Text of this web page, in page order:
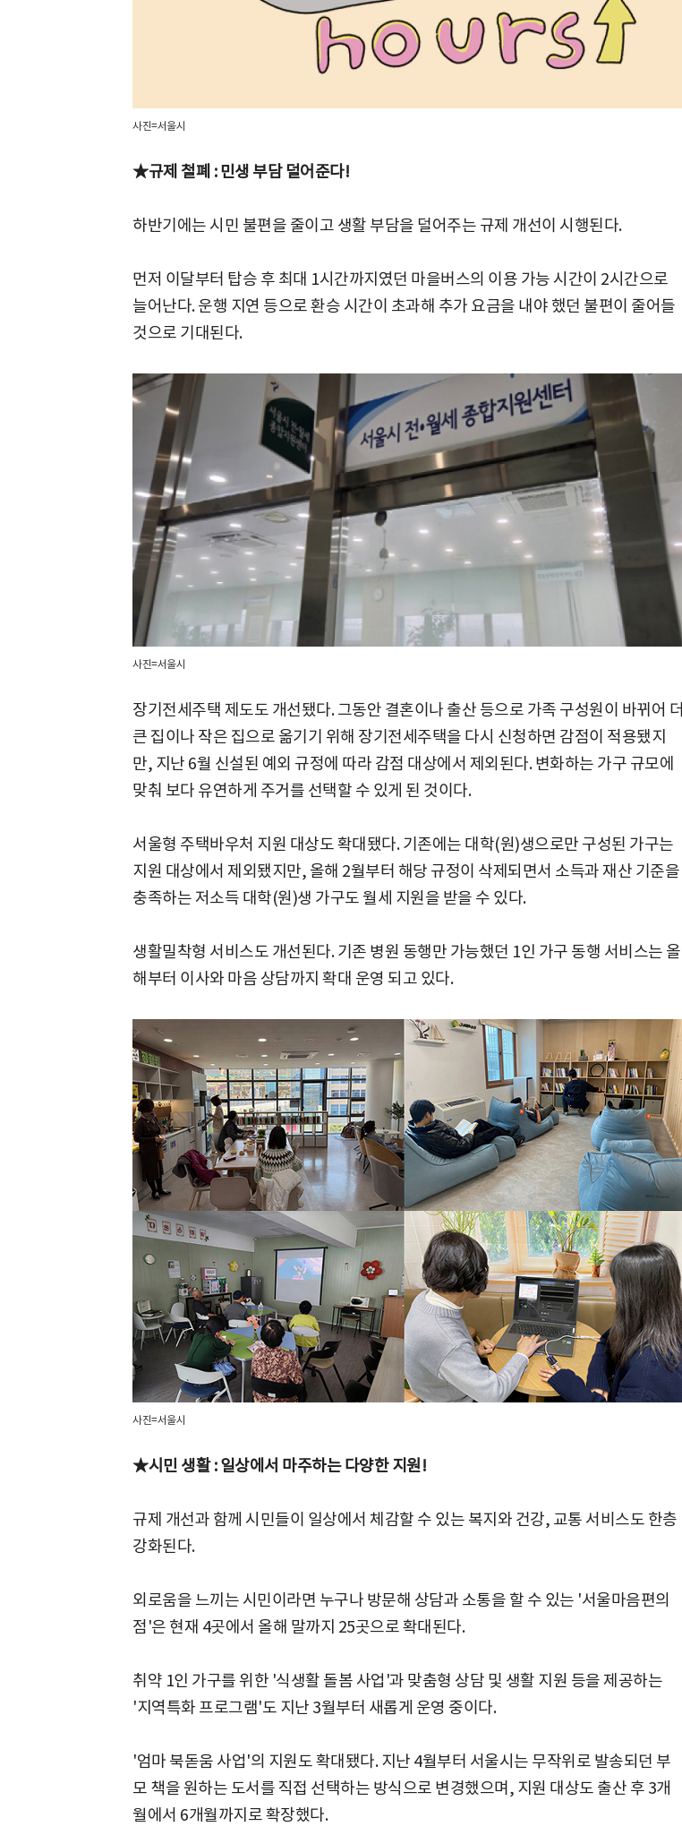
사진=서울시
★규제 철폐 : 민생 부담 덜어준다!
하반기에는 시민 불편을 줄이고 생활 부담을 덜어주는 규제 개선이 시행된다.
먼저 이달부터 탑승 후 최대 1시간까지였던 마을버스의 이용 가능 시간이 2시간으로
늘어난다. 운행 지연 등으로 환승 시간이 초과해 추가 요금을 내야 했던 불편이 줄어들
것으로 기대된다.
사진=서울시
장기전세주택 제도도 개선됐다. 그동안 결혼이나 출산 등으로 가족 구성원이 바뀌어 더
큰 집이나 작은 집으로 옮기기 위해 장기전세주택을 다시 신청하면 감점이 적용됐지
만, 지난 6월 신설된 예외 규정에 따라 감점 대상에서 제외된다. 변화하는 가구 규모에
맞춰 보다 유연하게 주거를 선택할 수 있게 된 것이다.
서울형 주택바우처 지원 대상도 확대됐다. 기존에는 대학(원)생으로만 구성된 가구는
지원 대상에서 제외됐지만, 올해 2월부터 해당 규정이 삭제되면서 소득과 재산 기준을
충족하는 저소득 대학(원)생 가구도 월세 지원을 받을 수 있다.
생활밀착형 서비스도 개선된다. 기존 병원 동행만 가능했던 1인 가구 동행 서비스는 올
해부터 이사와 마음 상담까지 확대 운영 되고 있다.
사진=서울시
★시민 생활 : 일상에서 마주하는 다양한 지원!
규제 개선과 함께 시민들이 일상에서 체감할 수 있는 복지와 건강, 교통 서비스도 한층
강화된다.
외로움을 느끼는 시민이라면 누구나 방문해 상담과 소통을 할 수 있는 '서울마음편의
점'은 현재 4곳에서 올해 말까지 25곳으로 확대된다.
취약 1인 가구를 위한 '식생활 돌봄 사업'과 맞춤형 상담 및 생활 지원 등을 제공하는
'지역특화 프로그램'도 지난 3월부터 새롭게 운영 중이다.
'엄마 북돋움 사업'의 지원도 확대됐다. 지난 4월부터 서울시는 무작위로 발송되던 부
모 책을 원하는 도서를 직접 선택하는 방식으로 변경했으며, 지원 대상도 출산 후 3개
월에서 6개월까지로 확장했다.